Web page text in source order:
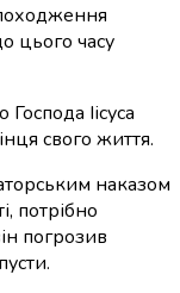
цього часу
Іісуса
свого життя.
наказом
потрібно
погрозив